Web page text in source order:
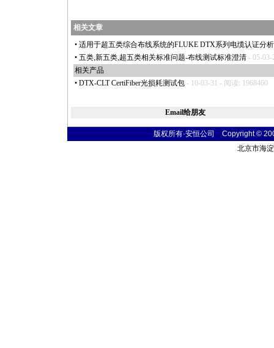
相关文章
• 适用于超五类综合布线系统的FLUKE DTX系列电缆认证分
• 五类,新五类,超五类相关标准问题-布线测试标准澄清 - 05-03-
相关产品
• DTX-CLT CertiFiber光损耗测试包 - 10-03-31 - 阅读: 1968460
Email给朋友
版权所有·安恒公司 Copyright ©
北京市海